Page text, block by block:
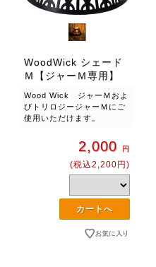
WoodWick シェード
Ｍ【ジャーＭ専用】
Wood Wick ジャーＭおよ
びトリロジージャーＭにご
使用いただけます。
2,000 円
(税込2,200円)